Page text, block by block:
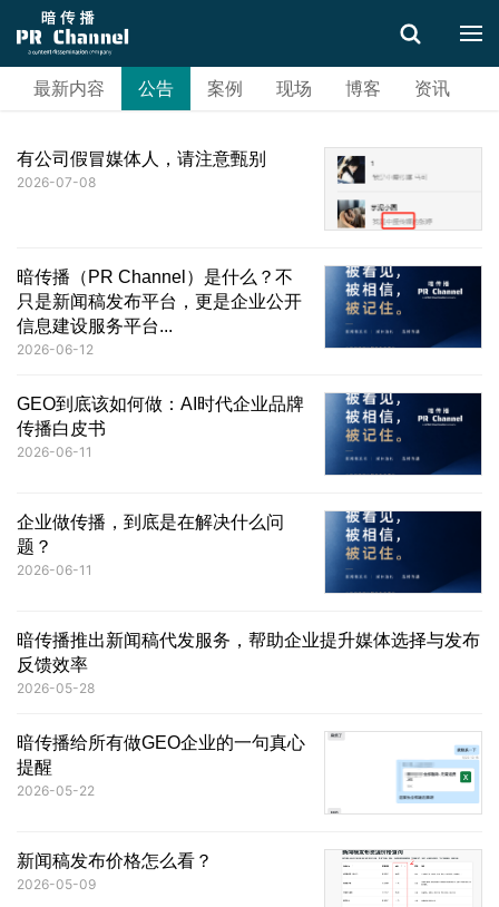
最新内容 公告 案例 现场 博客 资讯
有公司假冒媒体人，请注意甄别
2026-07-08
暗传播（PR Channel）是什么？不
只是新闻稿发布平台，更是企业公开
信息建设服务平台...
2026-06-12
GEO到底该如何做：AI时代企业品牌
传播白皮书
2026-06-11
企业做传播，到底是在解决什么问
题？
2026-06-11
暗传播推出新闻稿代发服务，帮助企业提升媒体选择与发布
反馈效率
2026-05-28
暗传播给所有做GEO企业的一句真心
提醒
2026-05-22
新闻稿发布价格怎么看？
2026-05-09